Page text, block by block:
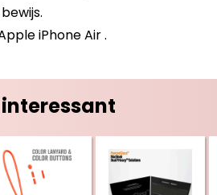
iPhone Air .
interessant